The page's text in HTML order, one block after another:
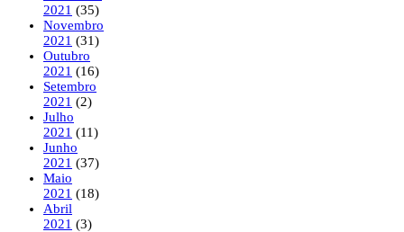
2021 (35)
Novembro
2021 (31)
Outubro
2021 (16)
Setembro
2021 (2)
Julho
2021 (11)
Junho
2021 (37)
Maio
2021 (18)
Abril
2021 (3)